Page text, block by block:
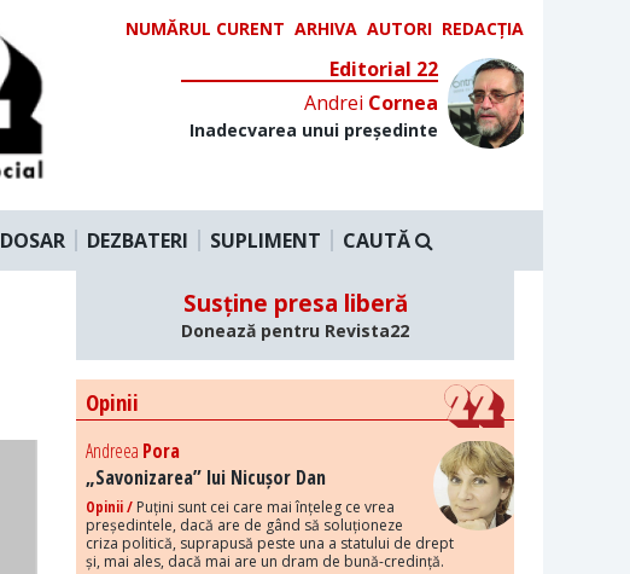
NUMĂRUL CURENT ARHIVA AUTORI REDACȚIA
Editorial 22
Andrei Cornea
Inadecvarea unui președinte
DOSAR DEZBATERI SUPLIMENT CAUTĂ
Susține presa liberă
Donează pentru Revista22
Opinii
Andreea Pora
„Savonizarea” lui Nicușor Dan
Opinii / Puțini sunt cei care mai înțeleg ce vrea
președintele, dacă are de gând să soluționeze
criza politică, suprapusă peste una a statului de drept
și, mai ales, dacă mai are un dram de bună-credință.